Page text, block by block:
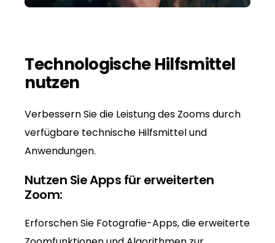
Technologische Hilfsmittel
nutzen
Verbessern Sie die Leistung des Zooms durch
verfügbare technische Hilfsmittel und
Anwendungen.
Nutzen Sie Apps für erweiterten
Zoom:
Erforschen Sie Fotografie-Apps, die erweiterte